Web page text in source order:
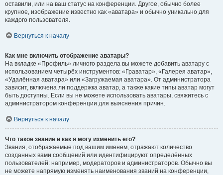
оставили, или на ваш статус на конференции. Другое, обычно более
крупное, изображение известно как «аватара» и обычно уникально для
каждого пользователя.
Вернуться к началу
Как мне включить отображение аватары?
На вкладке «Профиль» личного раздела вы можете добавить аватару с
использованием четырёх инструментов: «Граватар», «Галерея аватар»,
«Удалённая аватара» или «Загружаемая аватара». От администратора
зависит, включена ли поддержка аватар, а также какие типы аватар могут
быть доступны. Если вы не можете использовать аватары, свяжитесь с
администратором конференции для выяснения причин.
Вернуться к началу
Что такое звание и как я могу изменить его?
Звания, отображаемые под вашим именем, отражают количество
созданных вами сообщений или идентифицируют определённых
пользователей: например, модераторов и администраторов. Обычно вы
не можете напрямую изменять наименования званий на конференции,